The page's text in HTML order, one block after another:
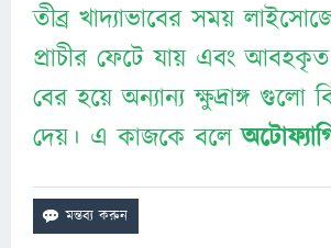
তীব্র খাদ্যাভাবের সময়
প্রাচীর ফেটে যায় এবং
বের হয়ে অন্যান্য ক্ষুদ্রাঙ্গ গুলো
দেয়। এ কাজকে বলে